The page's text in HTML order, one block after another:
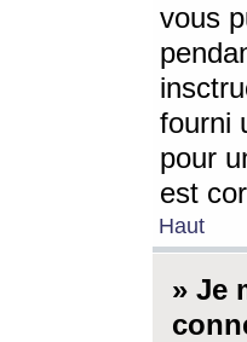
vous
fourni
pour
est
Haut
» Je